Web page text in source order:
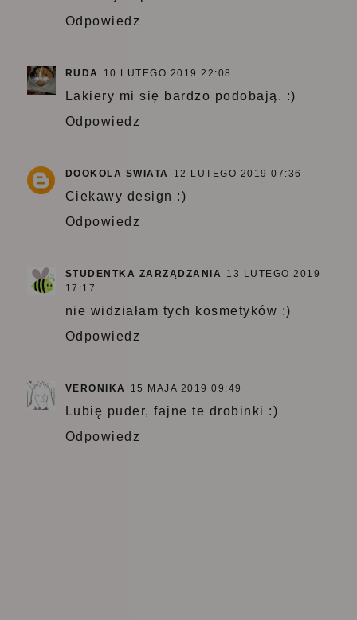
Odpowiedz
RUDA 10 LUTEGO 2019 22:08
Lakiery mi się bardzo podobają. :)
Odpowiedz
DOOKOLA SWIATA 12 LUTEGO 2019 07:36
Ciekawy design :)
Odpowiedz
STUDENTKA ZARZĄDZANIA 13 LUTEGO 2019
17:17
nie widziałam tych kosmetyków :)
Odpowiedz
VERONIKA 15 MAJA 2019 09:49
Lubię puder, fajne te drobinki :)
Odpowiedz